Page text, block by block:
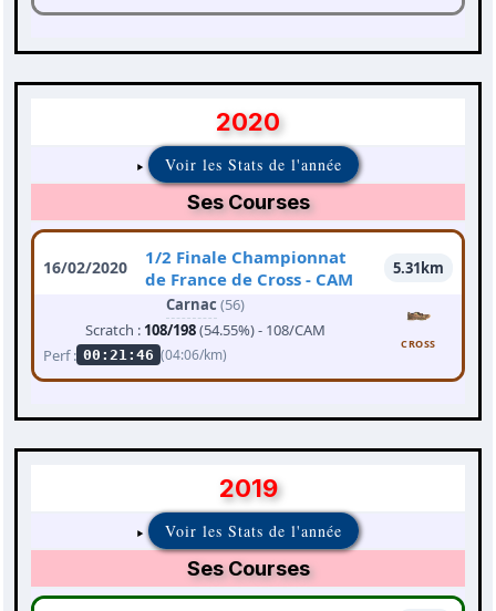
2020
Voir les Stats de l'année
Ses Courses
16/02/2020
1/2 Finale Championnat
de France de Cross - CAM
5.31km
Carnac (56)
Scratch : 108/198(54.55%) - 108/CAM
Perf : 00:21:46 (04:06/km)
CROSS
2019
Voir les Stats de l'année
Ses Courses